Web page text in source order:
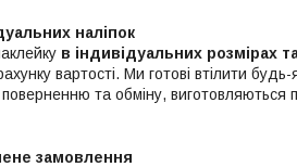
наліпок
в індивідуальних розмірах
вартості. Ми готові втілити
та обміну, виготовляються
замовлення